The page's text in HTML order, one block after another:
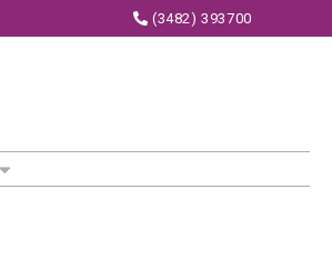
(3482) 393700